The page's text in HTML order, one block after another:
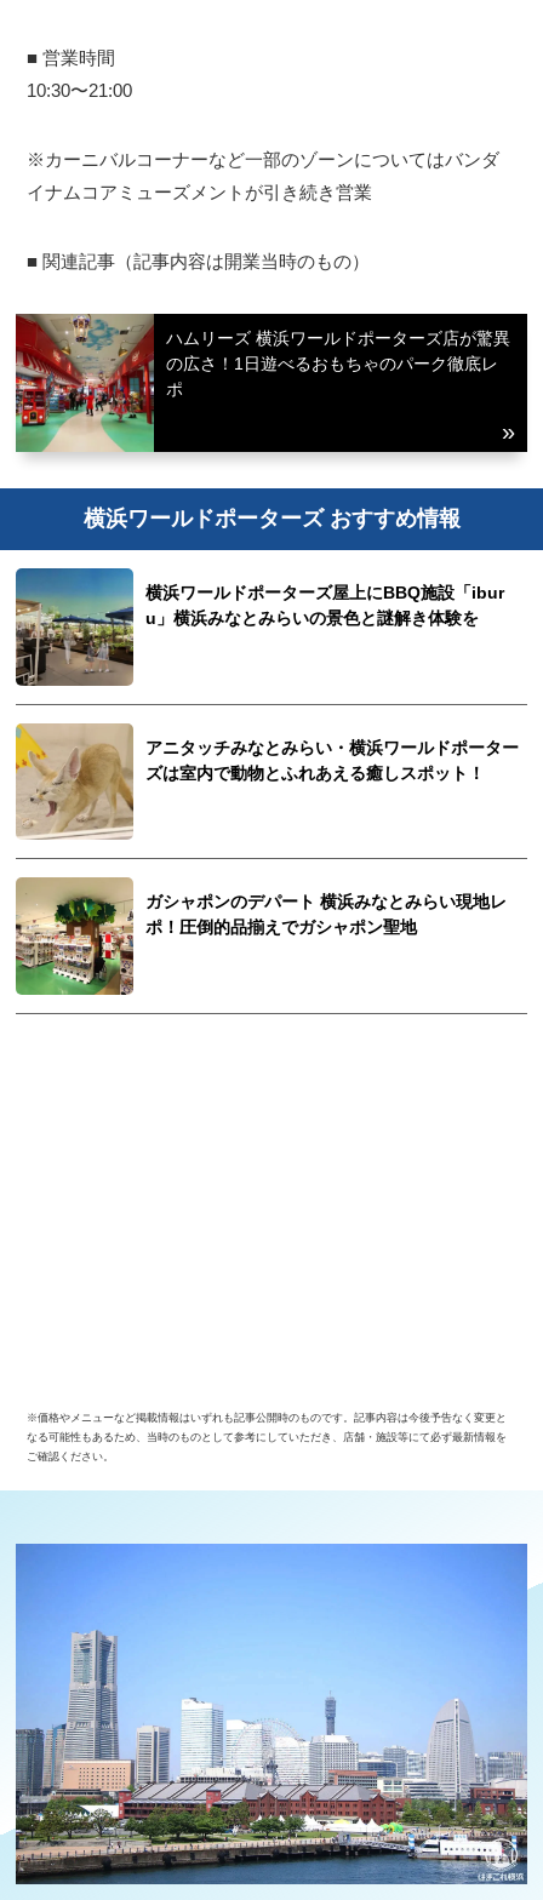
■ 営業時間
10:30〜21:00
※カーニバルコーナーなど一部のゾーンについてはバンダ
イナムコアミューズメントが引き続き営業
■ 関連記事（記事内容は開業当時のもの）
ハムリーズ 横浜ワールドポーターズ店が驚異
の広さ！1日遊べるおもちゃのパーク徹底レ
ポ
横浜ワールドポーターズ おすすめ情報
横浜ワールドポーターズ屋上にBBQ施設「ibur
u」横浜みなとみらいの景色と謎解き体験を
アニタッチみなとみらい・横浜ワールドポーター
ズは室内で動物とふれあえる癒しスポット！
ガシャポンのデパート 横浜みなとみらい現地レ
ポ！圧倒的品揃えでガシャポン聖地
※価格やメニューなど掲載情報はいずれも記事公開時のものです。記事内容は今後予告なく変更と
なる可能性もあるため、当時のものとして参考にしていただき、店舗・施設等にて必ず最新情報を
ご確認ください。